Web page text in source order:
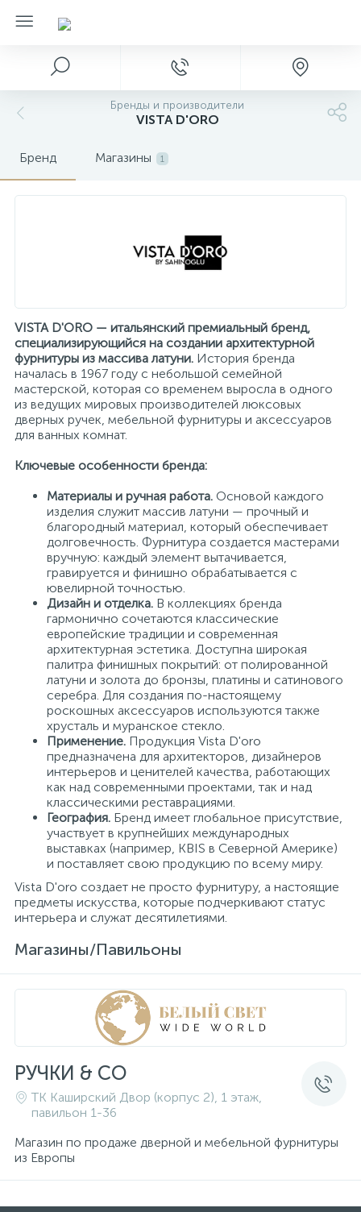
Бренды и производители
VISTA D'ORO
Бренд Магазины 1
VISTA D'ORO — итальянский премиальный бренд,
специализирующийся на создании архитектурной
фурнитуры из массива латуни. История бренда
началась в 1967 году с небольшой семейной
мастерской, которая со временем выросла в одного
из ведущих мировых производителей люксовых
дверных ручек, мебельной фурнитуры и аксессуаров
для ванных комнат.
Ключевые особенности бренда:
Материалы и ручная работа. Основой каждого
изделия служит массив латуни — прочный и
благородный материал, который обеспечивает
долговечность. Фурнитура создается мастерами
вручную: каждый элемент вытачивается,
гравируется и финишно обрабатывается с
ювелирной точностью.
Дизайн и отделка. В коллекциях бренда
гармонично сочетаются классические
европейские традиции и современная
архитектурная эстетика. Доступна широкая
палитра финишных покрытий: от полированной
латуни и золота до бронзы, платины и сатинового
серебра. Для создания по-настоящему
роскошных аксессуаров используются также
хрусталь и муранское стекло.
Применение. Продукция Vista D'oro
предназначена для архитекторов, дизайнеров
интерьеров и ценителей качества, работающих
как над современными проектами, так и над
классическими реставрациями.
География. Бренд имеет глобальное присутствие,
участвует в крупнейших международных
выставках (например, KBIS в Северной Америке)
и поставляет свою продукцию по всему миру.
Vista D'oro создает не просто фурнитуру, а настоящие
предметы искусства, которые подчеркивают статус
интерьера и служат десятилетиями.
Магазины/Павильоны
РУЧКИ & CO
ТК Каширский Двор (корпус 2), 1 этаж,
павильон 1-36
Магазин по продаже дверной и мебельной фурнитуры
из Европы